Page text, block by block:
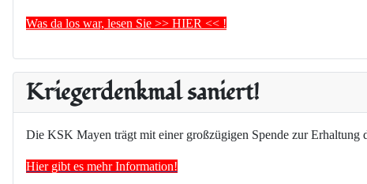
Was da los war, lesen Sie >> HIER << !
Kriegerdenkmal saniert!
Die KSK Mayen trägt mit einer großzügigen Spende zur Erhaltung
Hier gibt es mehr Information!